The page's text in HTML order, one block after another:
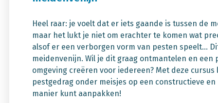
Heel raar: je voelt dat er iets gaande is tussen de
maar het lukt je niet om erachter te komen wat
alsof er een verborgen vorm van pesten speelt...
meidenvenijn. Wil je dit graag ontmantelen en een
omgeving creëren voor iedereen? Met deze cursus
pestgedrag onder meisjes op een constructieve
manier kunt aanpakken!